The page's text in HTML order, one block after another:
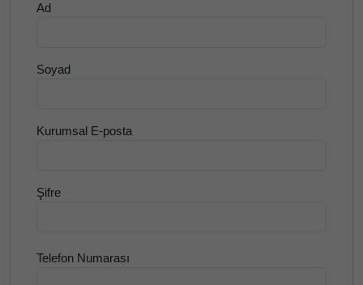
Ad
Soyad
Kurumsal E-posta
Şifre
Telefon Numarası